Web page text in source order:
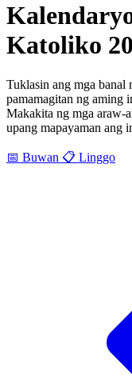
Katoliko
Tuklasin ang mga banal
pamamagitan ng aming
Makakita ng mga araw-
upang mapayaman ang
📅 Buwan 📋 Linggo